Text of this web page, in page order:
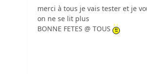
merci à tous je vais tester et je
on ne se lit plus
BONNE FETES @ TOUS